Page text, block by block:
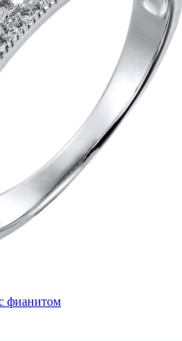
фианитом